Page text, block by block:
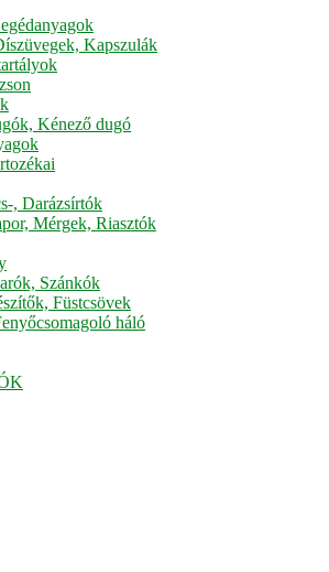
Kapszulák
Kénező dugó
, Darázsírtók
Mérgek, Riasztók
Szánkók
Füstcsövek
háló